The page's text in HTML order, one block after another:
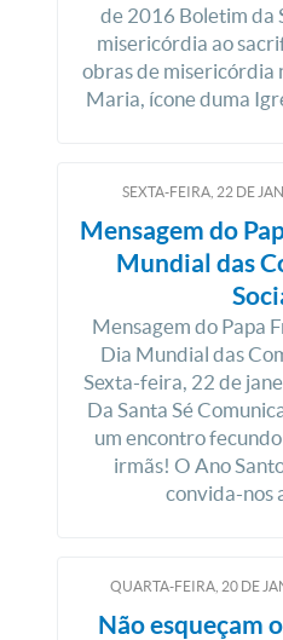
de 2016 Boletim da
misericórdia ao
obras de misericórdia
Maria, ícone duma
SEXTA-FEIRA, 22 DE
Mensagem do
Mundial das
Mensagem do Papa
Dia Mundial das
Sexta-feira, 22 de
Da Santa Sé
um encontro
irmãs! O Ano
convida-nos
QUARTA-FEIRA, 20DE
Não esqueçam